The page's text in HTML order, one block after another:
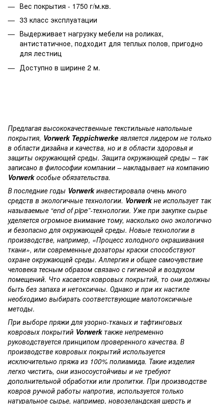
Вес покрытия - 1750 г/м.кв.
33 класс эксплуатации
Выдерживает нагрузку мебели на роликах,
антистатичное, подходит для теплых полов, пригодно
для лестниц
Доступно в ширине 2 м.
Предлагая высококачественные текстильные напольные
покрытия, Vorwerk Teppichwerkeявляется лидером не только
в области дизайна и качества, но и в области здоровья и
защиты окружающей среды. Защита окружающей среды – так
записано в философии компании – накладывает на компанию
Vorwerkособые обязательства.
В последние годы Vorwerkинвестировала очень много
средств в экологичные технологии. Vorwerkне использует так
называемые “end of pipe”-технологии. Уже при закупке сырье
уделяется огромное внимание тому, насколько оно экологично
и безопасно для окружающей среды. Новые технологии в
производстве, например, «Процесс холодного окрашивания
ткани», или современные дозаторы краски способствуют
охране окружающей среды. Аллергия и общее самочувствие
человека тесным образом связано с гигиеной и воздухом
помещений. Что касается ковровых покрытий, то они должны
быть без запаха и нетоксичны. Однако и при их настиле
необходимо выбирать соответствующие малотоксичные
методы.
При выборе пряжи для узорно-тканых и тафтинговых
ковровых покрытий Vorwerkтакже непременно
руководствуется принципом проверенного качества. В
производстве ковровых покрытий используется
исключительно пряжа из 100% полиамида. Такие изделия
легко чистить, они износоустойчивы и не требуют
дополнительной обработки или пропитки. При производстве
ковров ручной работы напротив, используется только
натуральное сырье, например, новозеландская шерсть и